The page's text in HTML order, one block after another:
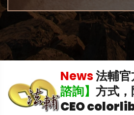
News法輔官
諮詢】 方式，
CEO